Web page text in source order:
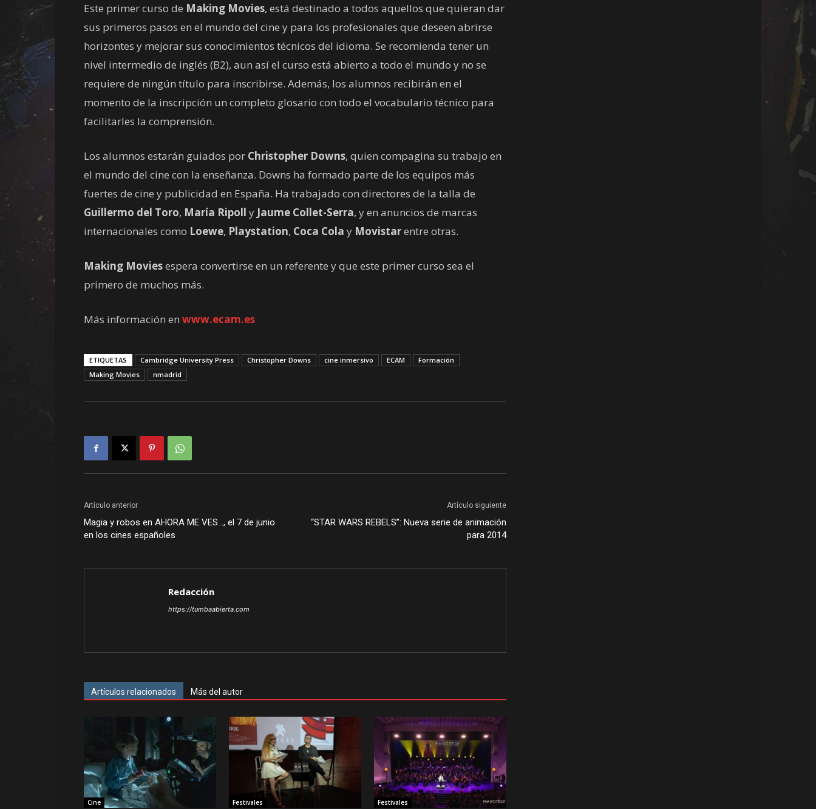
Este primer curso de Making Movies, está destinado a todos aquellos que quieran dar
sus primeros pasos en el mundo del cine y para los profesionales que deseen abrirse
horizontes y mejorar sus conocimientos técnicos del idioma. Se recomienda tener un
nivel intermedio de inglés (B2), aun así el curso está abierto a todo el mundo y no se
requiere de ningún título para inscribirse. Además, los alumnos recibirán en el
momento de la inscripción un completo glosario con todo el vocabulario técnico para
facilitarles la comprensión.
Los alumnos estarán guiados por Christopher Downs, quien compagina su trabajo en
el mundo del cine con la enseñanza. Downs ha formado parte de los equipos más
fuertes de cine y publicidad en España. Ha trabajado con directores de la talla de
Guillermo del Toro, María Ripoll y Jaume Collet-Serra, y en anuncios de marcas
internacionales como Loewe, Playstation, Coca Cola y Movistarentre otras.
Making Moviesespera convertirse en un referente y que este primer curso sea el
primero de muchos más.
Más información en www.ecam.es
ETIQUETAS Cambridge University Press Christopher Downs cine inmersivo ECAM
Formación
Making Movies
nmadrid
Artículo anterior
Magia y robos en AHORA ME VES…, el 7 de junio
en los cines españoles
Artículo siguiente
“STAR WARS REBELS”: Nueva serie de animación
para 2014
Redacción
https://tumbaabierta.com
Artículos relacionados Más del autor
Cine Festivales Festivales